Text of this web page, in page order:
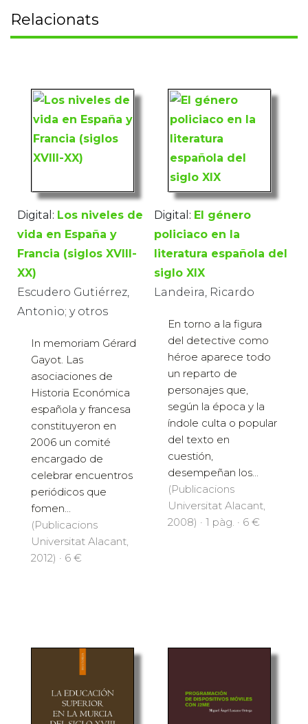
Relacionats
Digital: Los niveles de
vida en España y
Francia (siglos XVIII-
XX)
Escudero Gutiérrez,
Antonio; y otros
In memoriam Gérard
Gayot. Las
asociaciones de
Historia Económica
española y francesa
constituyeron en
2006 un comité
encargado de
celebrar encuentros
periódicos que
fomen...
(Publicacions
Universitat Alacant,
2012) · 6 €
Digital: El género
policiaco en la
literatura española del
siglo XIX
Landeira, Ricardo
En torno a la figura
del detective como
héroe aparece todo
un reparto de
personajes que,
según la época y la
índole culta o popular
del texto en
cuestión,
desempeñan los...
(Publicacions
Universitat Alacant,
2008) · 1 pàg. · 6 €